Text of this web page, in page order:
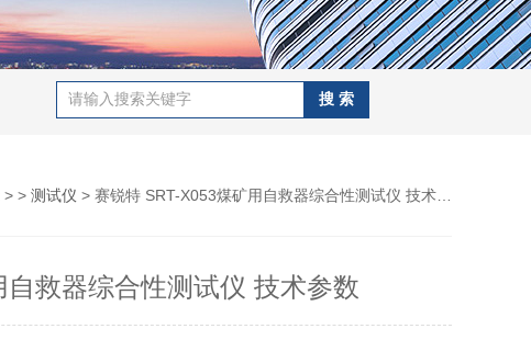
> > 测试仪 > 赛锐特 SRT-X053煤矿用自救器综合性测试仪 技术参数
自救器综合性测试仪 技术参数